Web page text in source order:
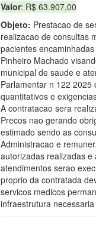
Valor: R$ 63.907,00
Objeto: Prestacao de
realizacao de consultas
pacientes
Pinheiro Machado
municipal de saude e
Parlamentar n 122 2025
quantitativos e
A contratacao sera
Precos nao gerando
estimado sendo as
Administracao e
autorizadas realizadas
atendimentos serao
proprio da contratada
servicos medicos
infraestrutura